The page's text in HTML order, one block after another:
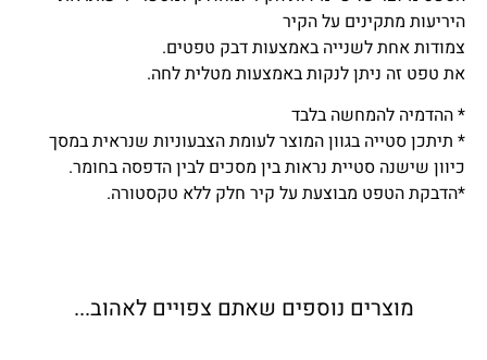
היריעות מתקינים על הקיר
צמודות אחת לשנייה באמצעות דבק טפטים.
את טפט זה ניתן לנקות באמצעות מטלית לחה.
* ההדמיה להמחשה בלבד
* תיתכן סטייה בגוון המוצר לעומת הצבעוניות שנראית במסך
כיוון שישנה סטיית נראות בין מסכים לבין הדפסה בחומר.
*הדבקת הטפט מבוצעת על קיר חלק ללא טקסטורה.
מוצרים נוספים שאתם צפויים לאהוב...